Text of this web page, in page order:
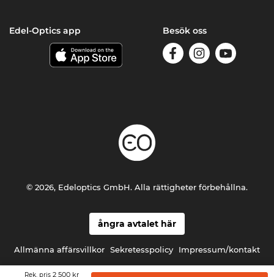
Rek. pris 2 500 kr
Edel-Optics app Besök oss
ångra avtalet här
Allmänna affärsvillkor Sekretesspolicy Impressum/kontakt
© 2026, Edeloptics GmbH. Alla rättigheter förbehållna.